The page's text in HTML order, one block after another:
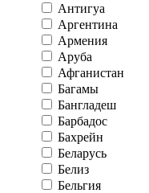
Антигуа
Аргентина
Армения
Аруба
Афганистан
Багамы
Бангладеш
Барбадос
Бахрейн
Беларусь
Белиз
Бельгия